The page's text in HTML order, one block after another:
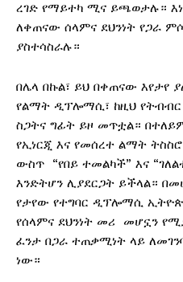
ረገድ የማይተካ ሚና ይጫወታሉ።
ለቀጠናው ሰላምና ደህንነት የጋራ
ያስተሳስራሉ።
በሌላ በኩል፣ ይህ በቀጠናው እየታየ
የልማት ዲፕሎማሲ፣ ከዚህ
ስጋትና ግፊት ይዞ መጥቷል።
የኢነርጂ እና የመሰረተ ልማት
ውስጥ “የበይ ተመልካች” እና
እንድትሆን ሊያደርጋት ይችላል።
የታየው የተግባር ዲፕሎማሲ
የሰላምና ደህንነት መሪ መሆኗን
ፈንታ በጋራ ተጠቃሚነት ላይ
ነው።